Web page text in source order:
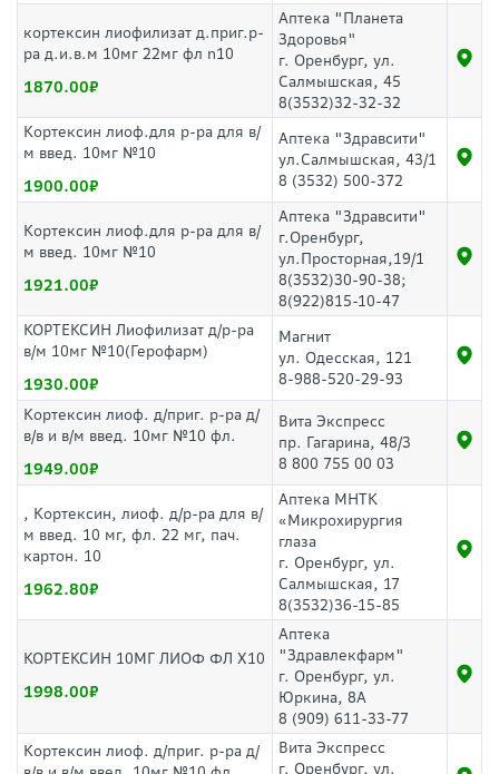
кортексин лиофилизат д.приг.р-
ра д.и.в.м 10мг 22мг фл n10
1870.00
Аптека "Планета
Здоровья"
г. Оренбург, ул.
Салмышская, 45
8(3532)32-32-32
Кортексин лиоф.для р-ра для в/
м введ. 10мг №10
1900.00
Аптека "Здравсити"
ул.Салмышская, 43/1
8 (3532) 500-372
Кортексин лиоф.для р-ра для в/
м введ. 10мг №10
1921.00
Аптека "Здравсити"
г.Оренбург,
ул.Просторная,19/1
8(3532)30-90-38;
8(922)815-10-47
КОРТЕКСИН Лиофилизат д/р-ра
в/м 10мг №10(Герофарм)
1930.00
Магнит
ул. Одесская, 121
8-988-520-29-93
Кортексин лиоф. д/приг. р-ра д/
в/в и в/м введ. 10мг №10 фл.
1949.00
Вита Экспресс
пр. Гагарина, 48/3
8 800 755 00 03
, Кортексин, лиоф. д/р-ра для в/
м введ. 10 мг, фл. 22 мг, пач.
картон. 10
1962.80
Аптека МНТК
«Микрохирургия
глаза
г. Оренбург, ул.
Салмышская, 17
8(3532)36-15-85
КОРТЕКСИН 10МГ ЛИОФ ФЛ Х10
1998.00
Аптека
"Здравлекфарм"
г. Оренбург, ул.
Юркина, 8А
8 (909) 611-33-77
Кортексин лиоф. д/приг. р-ра д/
Вита Экспресс
г. Оренбург, ул.